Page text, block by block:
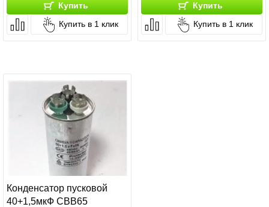
Купить
Купить в 1 клик
Купить
Купить в 1 клик
Конденсатор пусковой
40+1,5мкФ СВВ65